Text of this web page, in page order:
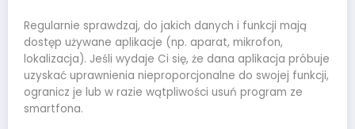
Regularnie sprawdzaj, do jakich danych i funkcji mają
dostęp używane aplikacje (np. aparat, mikrofon,
lokalizacja). Jeśli wydaje Ci się, że dana aplikacja próbuje
uzyskać uprawnienia nieproporcjonalne do swojej funkcji,
ogranicz je lub w razie wątpliwości usuń program ze
smartfona.